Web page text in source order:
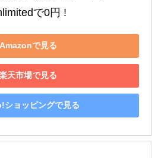
で0円 !
Amazonで見る
天市場で見る
ショッピングで見る